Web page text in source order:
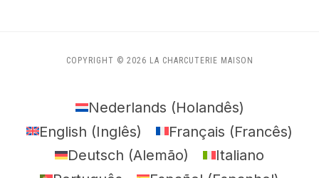
COPYRIGHT © 2026 LA CHARCUTERIE MAISON
Nederlands (Holandês)
English (Inglês) Français (Francês)
Deutsch (Alemão)
Italiano